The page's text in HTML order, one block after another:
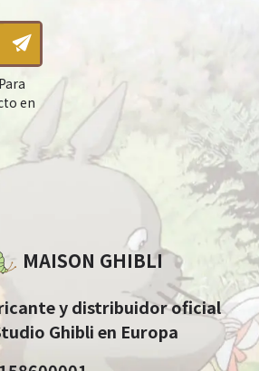
en
MAISON GHIBLI
y distribuidor oficial
Ghibli en Europa